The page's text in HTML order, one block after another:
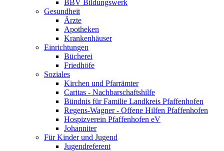
BBV Bildungswerk
Gesundheit
Ärzte
Apotheken
Krankenhäuser
Einrichtungen
Bücherei
Friedhöfe
Soziales
Kirchen und Pfarrämter
Caritas - Nachbarschaftshilfe
Bündnis für Familie Landkreis Pfaffenhofen
Regens-Wagner - Offene Hilfen Pfaffenhofen
Hospizverein Pfaffenhofen eV
Johanniter
Für Kinder und Jugend
Jugendreferent